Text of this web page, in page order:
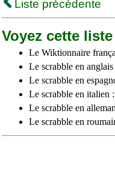
Liste précédente
Voyez cette
Le Wiktionnaire
Le scrabble en
Le scrabble en
Le scrabble en italien
Le scrabble en
Le scrabble en